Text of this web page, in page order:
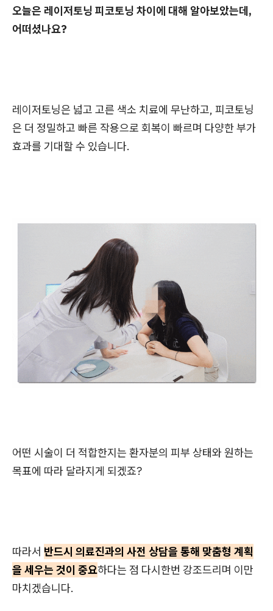
오늘은 레이저토닝 피코토닝 차이에 대해 알아보았는데,
어떠셨나요?
레이저토닝은 넓고 고른 색소 치료에 무난하고, 피코토닝
은 더 정밀하고 빠른 작용으로 회복이 빠르며 다양한 부가
효과를 기대할 수 있습니다.
어떤 시술이 더 적합한지는 환자분의 피부 상태와 원하는
목표에 따라 달라지게 되겠죠?
따라서 반드시 의료진과의 사전 상담을 통해 맞춤형 계획
을 세우는 것이 중요하다는 점 다시한번 강조드리며 이만
마치겠습니다.